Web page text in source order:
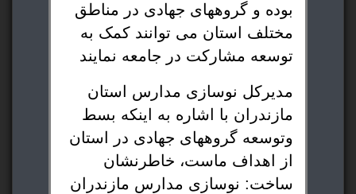
بوده و گروههای جهادی در مناطق
مختلف استان می توانند کمک به
توسعه مشارکت در جامعه نمایند
مدیرکل نوسازی مدارس استان
مازندران با اشاره به اینکه بسط
‌‌و‌توسعه گروههای جهادی در استان
از اهداف ماست، خاطرنشان
ساخت: نوسازی مدارس مازندران